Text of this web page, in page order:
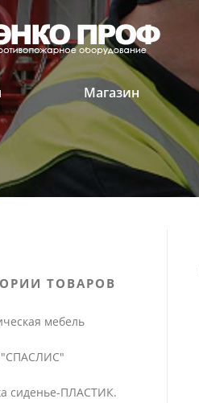
Магазин
ТОВАРОВ
мебель
сиденье-ПЛАСТИК.